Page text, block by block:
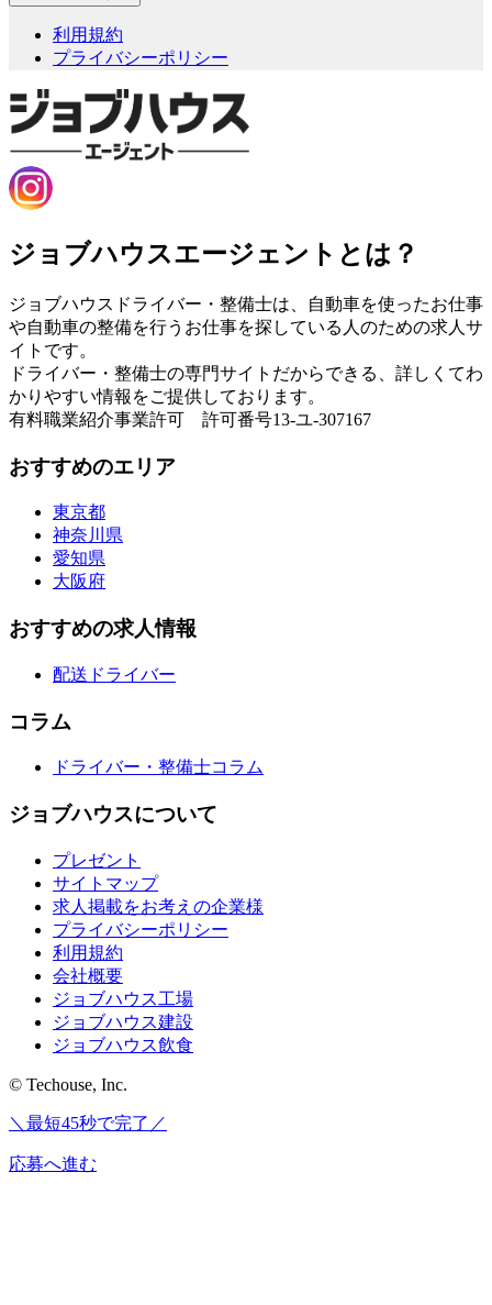
利用規約
プライバシーポリシー
ジョブハウスエージェントとは？
ジョブハウスドライバー・整備士は、自動車を使ったお仕事
や自動車の整備を行うお仕事を探している人のための求人サ
イトです。
ドライバー・整備士の専門サイトだからできる、詳しくてわ
かりやすい情報をご提供しております。
有料職業紹介事業許可 許可番号13-ユ-307167
おすすめのエリア
東京都
神奈川県
愛知県
大阪府
おすすめの求人情報
配送ドライバー
コラム
ドライバー・整備士コラム
ジョブハウスについて
プレゼント
サイトマップ
求人掲載をお考えの企業様
プライバシーポリシー
利用規約
会社概要
ジョブハウス工場
ジョブハウス建設
ジョブハウス飲食
© Techouse, Inc.
＼最短45秒で完了／
応募へ進む